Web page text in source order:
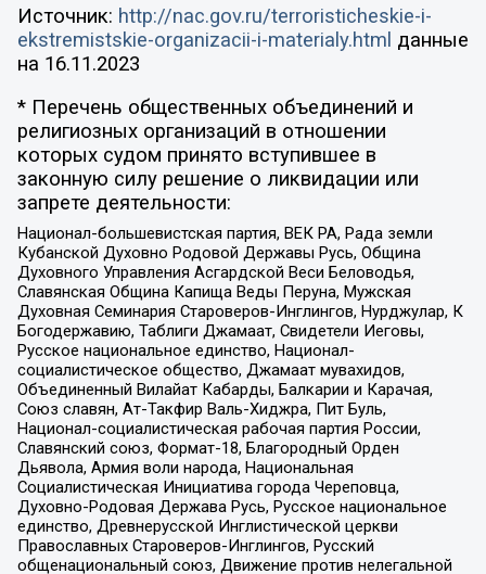
Источник: http://nac.gov.ru/terroristicheskie-i-
ekstremistskie-organizacii-i-materialy.html данные
на 16.11.2023
* Перечень общественных объединений и
религиозных организаций в отношении
которых судом принято вступившее в
законную силу решение о ликвидации или
запрете деятельности:
Национал-большевистская партия, ВЕК РА, Рада земли
Кубанской Духовно Родовой Державы Русь, Община
Духовного Управления Асгардской Веси Беловодья,
Славянская Община Капища Веды Перуна, Мужская
Духовная Семинария Староверов-Инглингов, Нурджулар, К
Богодержавию, Таблиги Джамаат, Свидетели Иеговы,
Русское национальное единство, Национал-
социалистическое общество, Джамаат мувахидов,
Объединенный Вилайат Кабарды, Балкарии и Карачая,
Союз славян, Ат-Такфир Валь-Хиджра, Пит Буль,
Национал-социалистическая рабочая партия России,
Славянский союз, Формат-18, Благородный Орден
Дьявола, Армия воли народа, Национальная
Социалистическая Инициатива города Череповца,
Духовно-Родовая Держава Русь, Русское национальное
единство, Древнерусской Инглистической церкви
Православных Староверов-Инглингов, Русский
общенациональный союз, Движение против нелегальной